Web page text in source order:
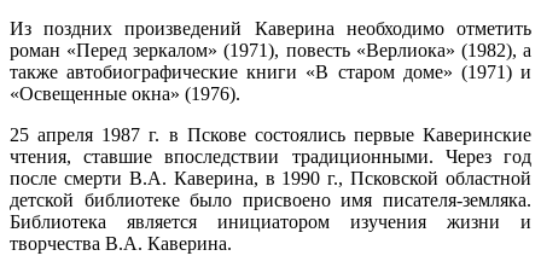
Из поздних произведений Каверина необходимо отметить
роман «Перед зеркалом» (1971), повесть «Верлиока» (1982), а
также автобиографические книги «В старом доме» (1971) и
«Освещенные окна» (1976).
25 апреля 1987 г. в Пскове состоялись первые Каверинские
чтения, ставшие впоследствии традиционными. Через год
после смерти В.А. Каверина, в 1990 г., Псковской областной
детской библиотеке было присвоено имя писателя-земляка.
Библиотека является инициатором изучения жизни и
творчества В.А. Каверина.